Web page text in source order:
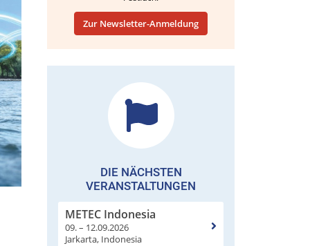
Zur Newsletter-Anmeldung
DIE NÄCHSTEN
VERANSTALTUNGEN
METEC Indonesia
09. – 12.09.2026
Jarkarta, Indonesia